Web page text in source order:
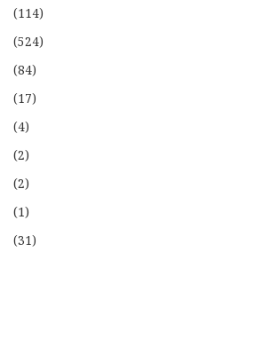
(114)
(524)
(84)
(17)
(4)
(2)
(2)
(1)
(31)